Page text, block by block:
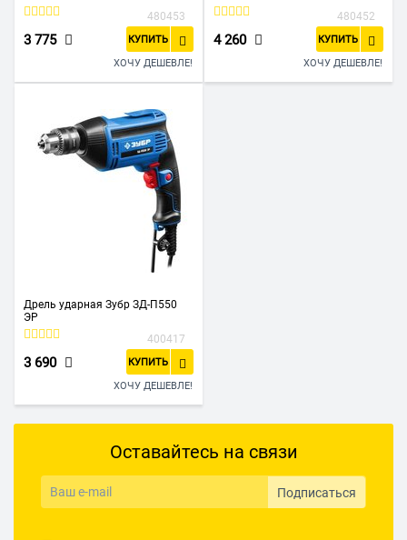
480453
3 775 КУПИТЬ
ХОЧУ ДЕШЕВЛЕ!
480452
4 260 КУПИТЬ
ХОЧУ ДЕШЕВЛЕ!
Дрель ударная Зубр ЗД-П550
ЭР
400417
3 690 КУПИТЬ
ХОЧУ ДЕШЕВЛЕ!
Оставайтесь на связи
Подписаться